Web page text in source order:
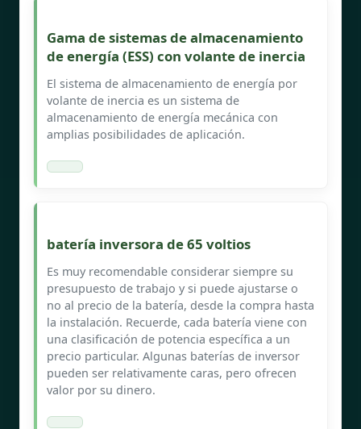
Gama de sistemas de almacenamiento
de energía (ESS) con volante de inercia
El sistema de almacenamiento de energía por
volante de inercia es un sistema de
almacenamiento de energía mecánica con
amplias posibilidades de aplicación.
batería inversora de 65 voltios
Es muy recomendable considerar siempre su
presupuesto de trabajo y si puede ajustarse o
no al precio de la batería, desde la compra hasta
la instalación. Recuerde, cada batería viene con
una clasificación de potencia específica a un
precio particular. Algunas baterías de inversor
pueden ser relativamente caras, pero ofrecen
valor por su dinero.